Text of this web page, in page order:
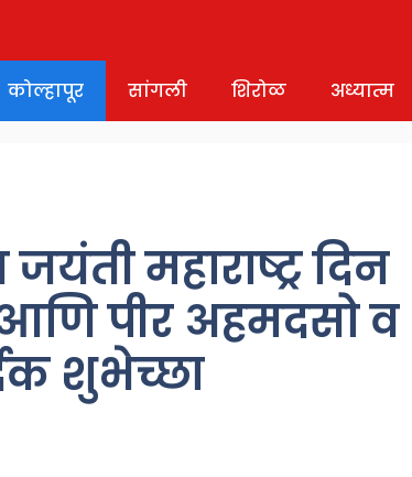
कोल्हापूर सांगली शिरोळ अध्यात्म
महाराष्ट्र दिन
आणि पीर अहमदसो व
शुभेच्छा